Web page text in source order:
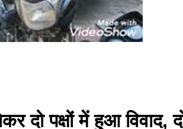
दो पक्षों में हुआ विवाद,